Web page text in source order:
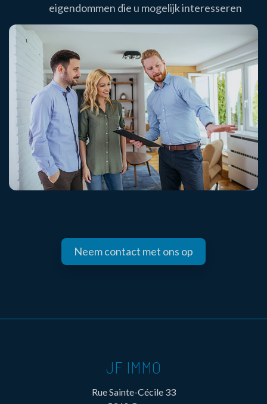
eigendommen die u mogelijk interesseren
Neem contact met ons op
JF IMMO
Rue Sainte-Cécile 33